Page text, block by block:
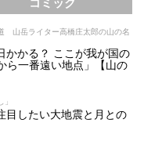
山岳ライター高橋庄太郎の山の名
かかる？ ここが我が国の
ら一番遠い地点」【山の
したい大地震と月との